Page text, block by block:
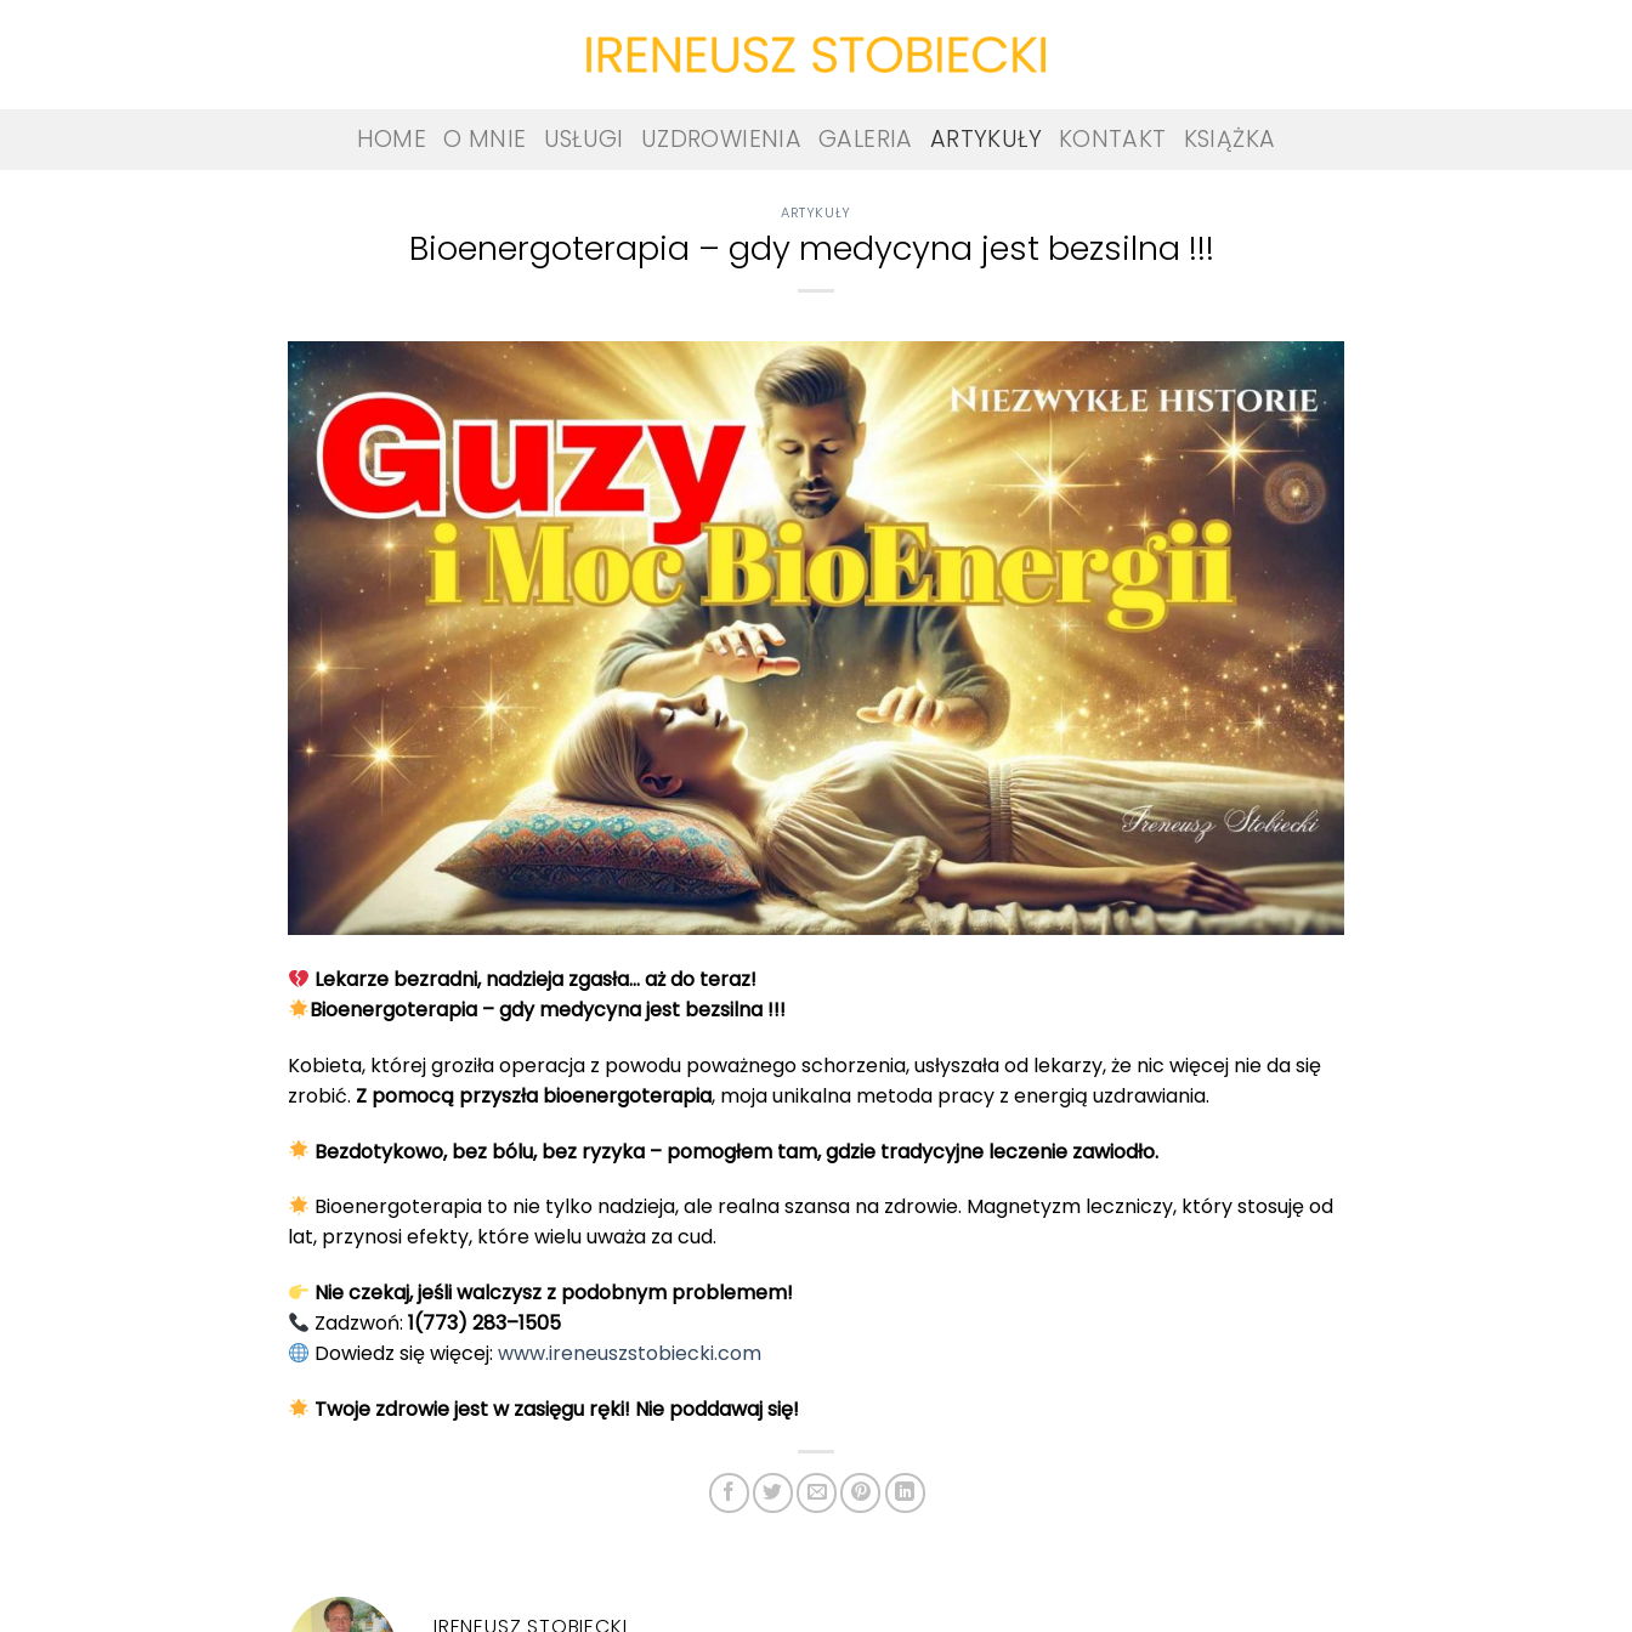
HOME O MNIE USŁUGI UZDROWIENIA GALERIA ARTYKUŁY KONTAKT KSIĄŻKA
ARTYKUŁY
Bioenergoterapia – gdy medycyna jest bezsilna !!!
Lekarze bezradni, nadzieja zgasła… aż do teraz!
Bioenergoterapia – gdy medycyna jest bezsilna !!!
Kobieta, której groziła operacja z powodu poważnego schorzenia, usłyszała od lekarzy, że nic więcej nie da się
zrobić. Z pomocą przyszła bioenergoterapia, moja unikalna metoda pracy z energią uzdrawiania.
Bezdotykowo, bez bólu, bez ryzyka – pomogłem tam, gdzie tradycyjne leczenie zawiodło.
Bioenergoterapia to nie tylko nadzieja, ale realna szansa na zdrowie. Magnetyzm leczniczy, który stosuję od
lat, przynosi efekty, które wielu uważa za cud.
Nie czekaj, jeśli walczysz z podobnym problemem!
Zadzwoń:1(773) 283–1505
Dowiedz się więcej:www.ireneuszstobiecki.com
Twoje zdrowie jest w zasięgu ręki! Nie poddawaj się!
IRENEUSZ STOBIECKI